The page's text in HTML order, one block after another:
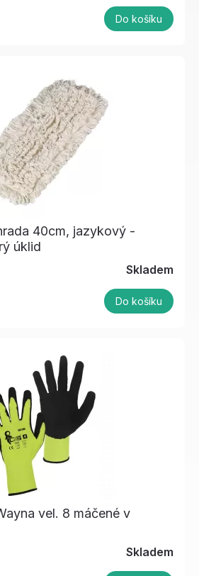
Do košíku
40cm, jazykový -
úklid
Skladem
Do košíku
vel. 8 máčené v
Skladem